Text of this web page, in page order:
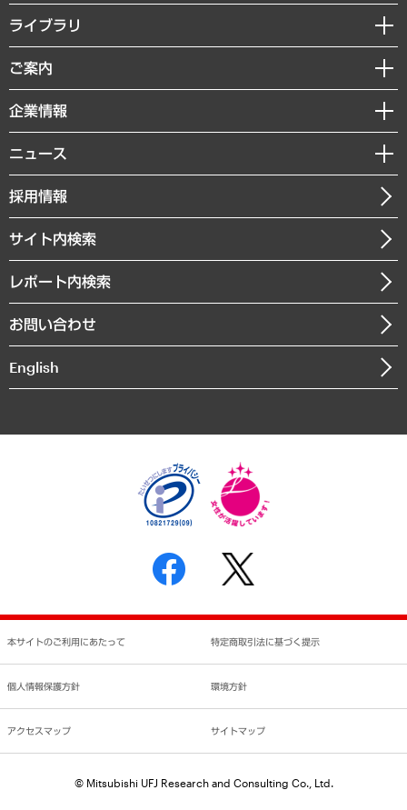
経営戦略
組織・人事戦略
デジタルイノベーション
共生・ダイバーシティ
GRC（ガバナンス・リスク・コンプライアンス）・防災（政策）
経済・産業・雇用・労働
まちづくり・観光・交通・スポーツ・スマートシティ
自然資源・農林水産業・食料システム
ライブラリ
経済調査
レポート
コラム
経営用語集
受託・受注実績（官公庁関連）
メディア掲載・出演
ご案内
セミナー・イベント情報
MUFGビジネスセミナー
受託案件情報
企業情報
私たちの想い
社長メッセージ
会社概要
沿革
組織図・本部部室紹介
インドネシア現地法人
個人情報保護方針
反社会的勢力に対する基本方針
書面による個人情報の開示等の請求の手続きについて
ニュース
ニュースリリース
お知らせ
採用情報
サイト内検索
レポート内検索
お問い合わせ
English
本サイトのご利用にあたって 特定商取引法に基づく提示
個人情報保護方針 環境方針
アクセスマップ サイトマップ
© Mitsubishi UFJ Research and Consulting Co., Ltd.